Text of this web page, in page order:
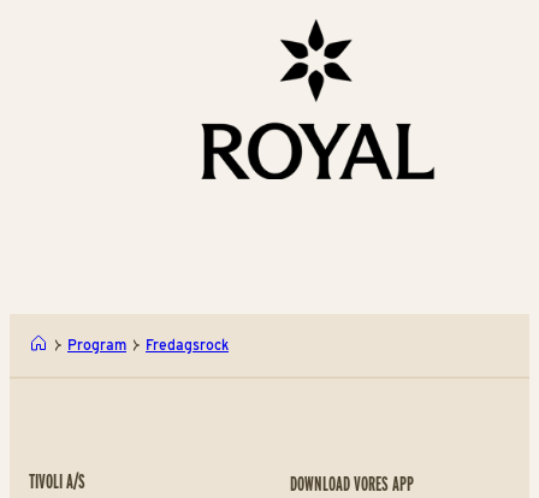
Program Fredagsrock
TIVOLI A/S DOWNLOAD VORES APP